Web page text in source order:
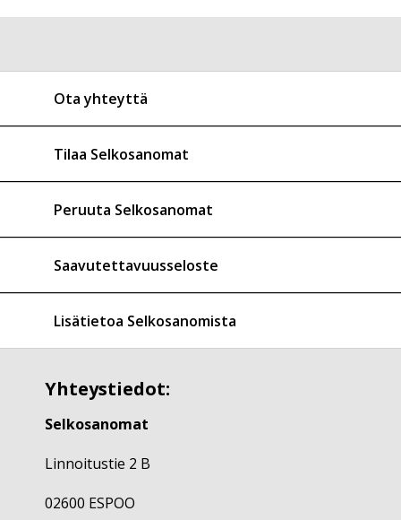
Ota yhteyttä
Tilaa Selkosanomat
Peruuta Selkosanomat
Saavutettavuusseloste
Lisätietoa Selkosanomista
Yhteystiedot:
Selkosanomat
Linnoitustie 2 B
02600 ESPOO